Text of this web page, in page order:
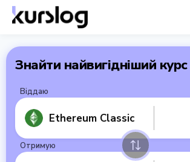
Знайти найвигідніший курс
Віддаю
Ethereum Classic
Отримую